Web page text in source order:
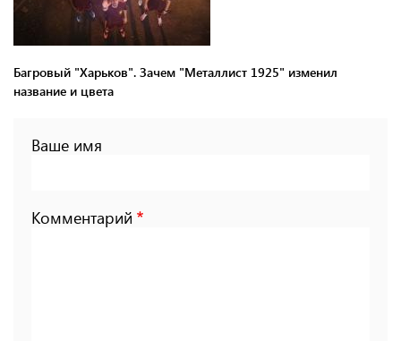
Багровый "Харьков". Зачем "Металлист 1925" изменил
название и цвета
Ваше имя
Комментарий